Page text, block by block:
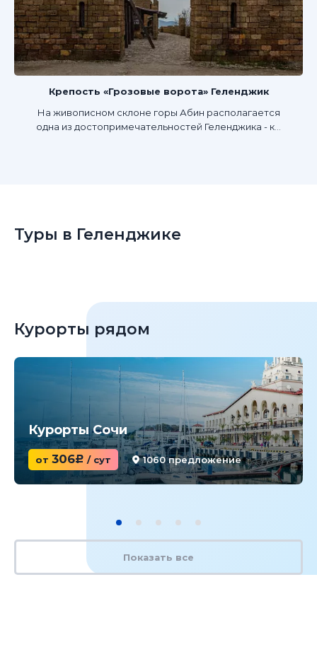
Крепость «Грозовые ворота» Геленджик
На живописном склоне горы Абин располагается
одна из достопримечательностей Геленджика - к...
Туры в Геленджике
Курорты рядом
Курорты Сочи
от 306c / сут 1060 предложение
Показать все